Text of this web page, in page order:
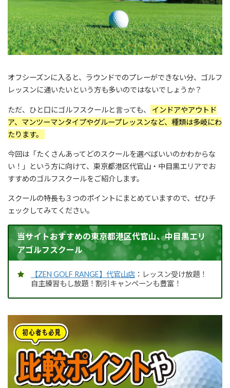
オフシーズンに入ると、ラウンドでのプレーができない分、ゴルフ
レッスンに通いたいという方も多いのではないでしょうか？
ただ、ひと口にゴルフスクールと言っても、
インドアやアウトド
ア、マンツーマンタイプやグループレッスンなど、種類は多岐にわ
たります。
今回は「たくさんあってどのスクールを選べばいいのかわからな
い！」という方に向けて、東京都港区代官山・中目黒エリアでお
すすめのゴルフスクールをご紹介します。
スクールの特長も３つのポイントにまとめていますので、ぜひチ
ェックしてみてください。
当サイトおすすめの東京都港区代官山、中目黒エリ
アゴルフスクール
【ZEN GOLF RANGE】代官山店 ：レッスン受け放題！
自主練習もし放題！割引キャンペーンも豊富！